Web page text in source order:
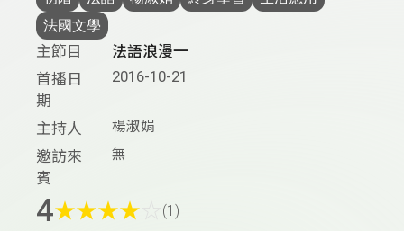
法國文學
主節目
法語浪漫一
首播日
期
2016-10-21
主持人 楊淑娟
邀訪來
賓
無
4★★★★ (1)